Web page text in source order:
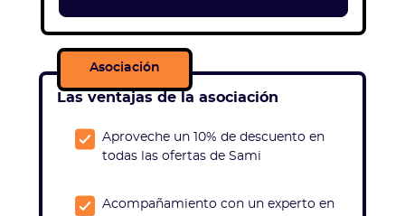
Las ventajas de la asociación
Aproveche un 10% de descuento en
todas las ofertas de Sami
Acompañamiento con un experto en
Asociación